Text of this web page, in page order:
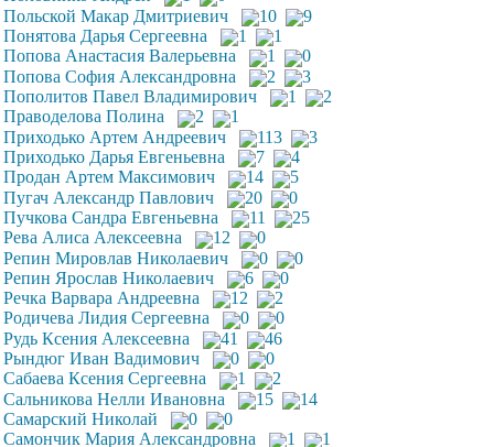
Польской Макар Дмитриевич
10
9
Понятова Дарья Сергеевна
1
1
Попова Анастасия Валерьевна
1
0
Попова София Александровна
2
3
Пополитов Павел Владимирович
1
2
Праводелова Полина
2
1
Приходько Артем Андреевич
113
3
Приходько Дарья Евгеньевна
7
4
Продан Артем Максимович
14
5
Пугач Александр Павлович
20
0
Пучкова Сандра Евгеньевна
11
25
Рева Алиса Алексеевна
12
0
Репин Мировлав Николаевич
0
0
Репин Ярослав Николаевич
6
0
Речка Варвара Андреевна
12
2
Родичева Лидия Сергеевна
0
0
Рудь Ксения Алексеевна
41
46
Рындюг Иван Вадимович
0
0
Сабаева Ксения Сергеевна
1
2
Сальникова Нелли Ивановна
15
14
Самарский Николай
0
0
Самончик Мария Александровна
1
1